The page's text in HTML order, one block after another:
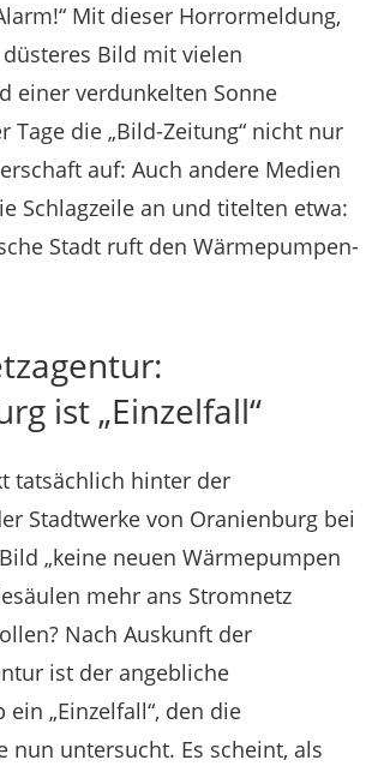
Mit dieser Horrormeldung,
Bild mit vielen
einer verdunkelten Sonne
Tage die „Bild-Zeitung“ nicht nur
auf: Auch andere Medien
Schlagzeile an und titelten etwa:
Stadt ruft den Wärmepumpen-
ist „Einzelfall“
tatsächlich hinter der
Stadtwerke von Oranienburg bei
„keine neuen Wärmepumpen
mehr ans Stromnetz
Nach Auskunft der
ist der angebliche
„Einzelfall“, den die
nun untersucht. Es scheint, als